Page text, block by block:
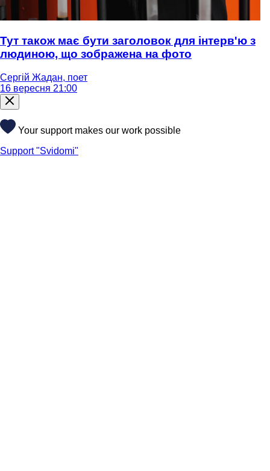
Тут також має бути заголовок для інтерв'ю з
людиною, що зображена на фото
Сергій Жадан, поет
16 вересня 21:00
Your support makes our work possible
Support "Svidomi"